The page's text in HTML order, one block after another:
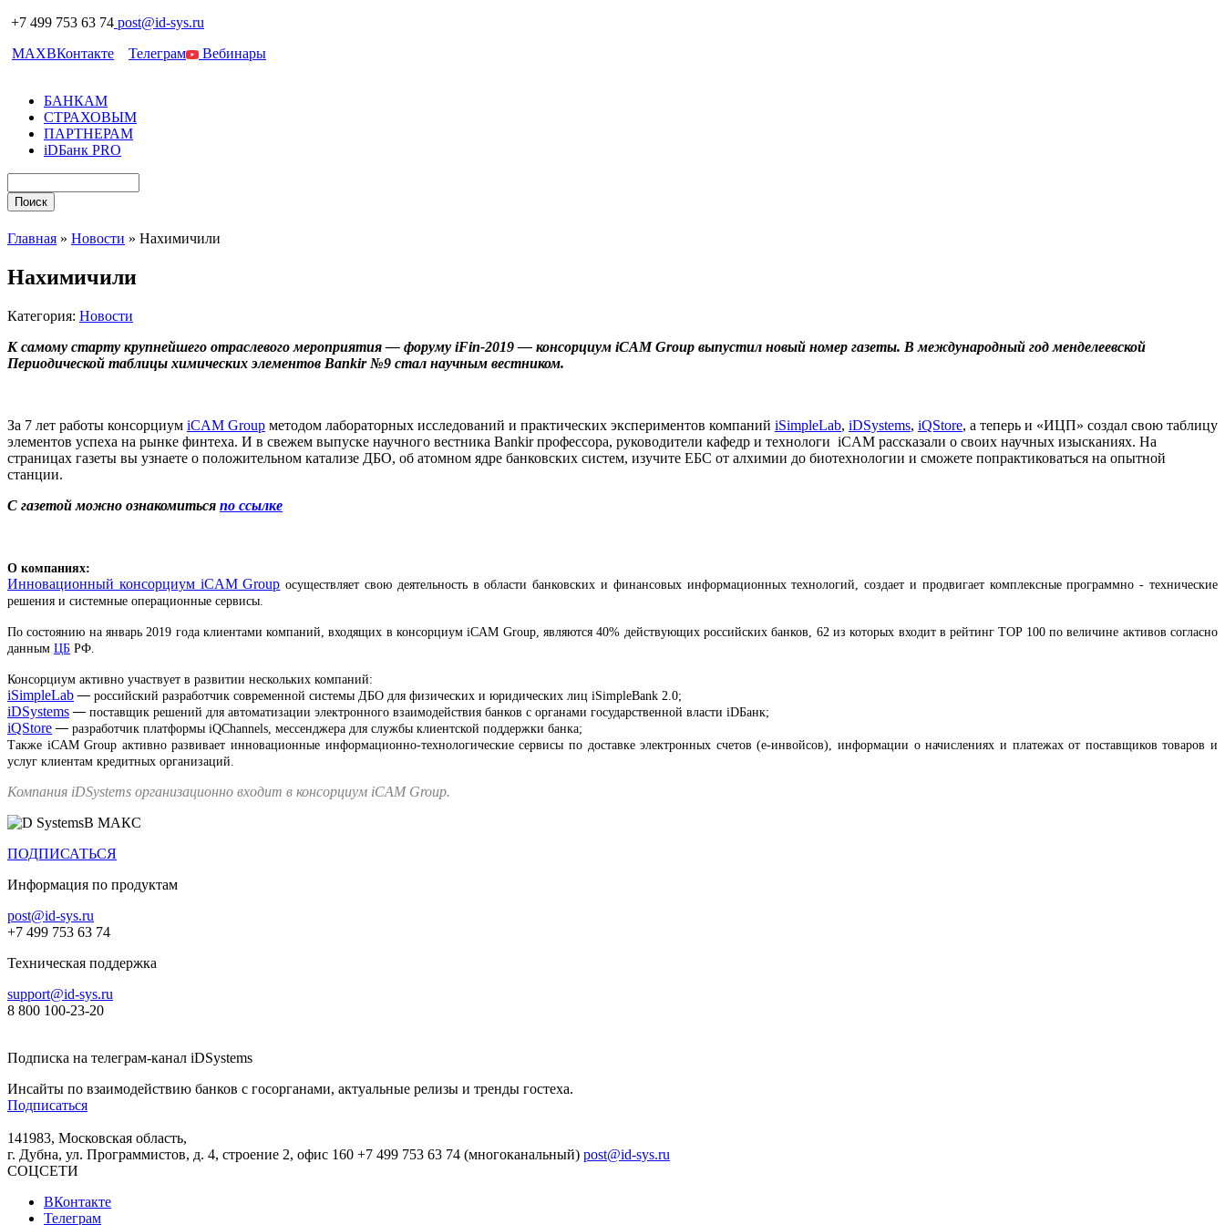
+7 499 753 63 74 post@id-sys.ru
MAXВКонтакте Телеграм Вебинары
БАНКАМ
СТРАХОВЫМ
ПАРТНЕРАМ
iDБанк PRO
Главная » Новости » Нахимичили
Нахимичили
Категория: Новости
К самому старту крупнейшего отраслевого мероприятия — форуму iFin-2019 — консорциум iCAMGroup выпустил новый номер газеты. В международный год менделеевской
Периодической таблицы химических элементов Bankir №9 стал научным вестником.
За 7 лет работы консорциум iCAM Group методом лабораторных исследований и практических экспериментов компаний iSimpleLab, iDSystems, iQStore, а теперь и «ИЦП» создал свою таблицу
элементов успеха на рынке финтеха. И в свежем выпуске научного вестника Bankir профессора, руководители кафедр и технологи iCAM рассказали о своих научных изысканиях. На
страницах газеты вы узнаете о положительном катализе ДБО, об атомном ядре банковских систем, изучите ЕБС от алхимии до биотехнологии и сможете попрактиковаться на опытной
станции.
С газетой можно ознакомиться по ссылке
О компаниях:
Инновационный консорциум iCAM Group осуществляет свою деятельность в области банковских и финансовых информационных технологий, создает и продвигает комплексные программно - технические
решения и системные операционные сервисы.
По состоянию на январь 2019 года клиентами компаний, входящих в консорциум iCAM Group, являются 40% действующих российских банков, 62 из которых входит в рейтинг TOP 100 по величине активов согласно
данным ЦБ РФ.
Консорциум активно участвует в развитии нескольких компаний:
iSimpleLab — российский разработчик современной системы ДБО для физических и юридических лиц iSimpleBank 2.0;
iDSystems — поставщик решений для автоматизации электронного взаимодействия банков с органами государственной власти iDБанк;
iQStore — разработчик платформы iQChannels, мессенджера для службы клиентской поддержки банка;
Также iCAM Group активно развивает инновационные информационно-технологические сервисы по доставке электронных счетов (е-инвойсов), информации о начислениях и платежах от поставщиков товаров и
услуг клиентам кредитных организаций.
Компания iDSystems организационно входит в консорциум iCAM Group.
В МАКС
ПОДПИСАТЬСЯ
Информация по продуктам
post@id-sys.ru
+7 499 753 63 74
Техническая поддержка
support@id-sys.ru
8 800 100-23-20
Подписка на телеграм-канал iDSystems
Инсайты по взаимодействию банков с госорганами, актуальные релизы и тренды гостеха.
Подписаться
141983, Московская область,
г. Дубна, ул. Программистов, д. 4, строение 2, офис 160 +7 499 753 63 74 (многоканальный) post@id-sys.ru
СОЦСЕТИ
ВКонтакте
Телеграм